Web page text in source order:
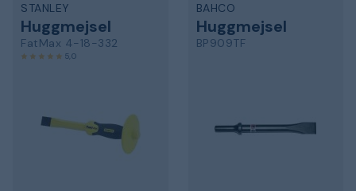
STANLEY
Huggmejsel
FatMax 4-18-332
5,0
BAHCO
Huggmejsel
BP909TF